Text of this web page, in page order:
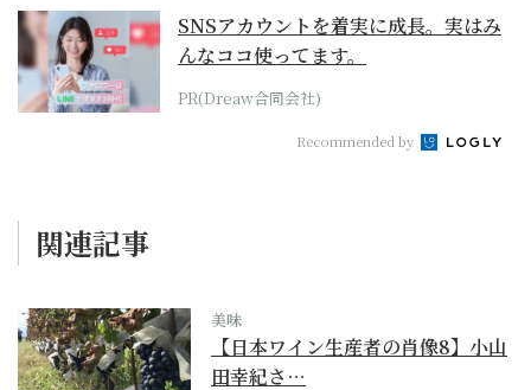
SNSアカウントを着実に成長。実はみ
んなココ使ってます。
PR(Dreaw合同会社)
Recommended by
関連記事
美味
【日本ワイン生産者の肖像8】小山
田幸紀さ…